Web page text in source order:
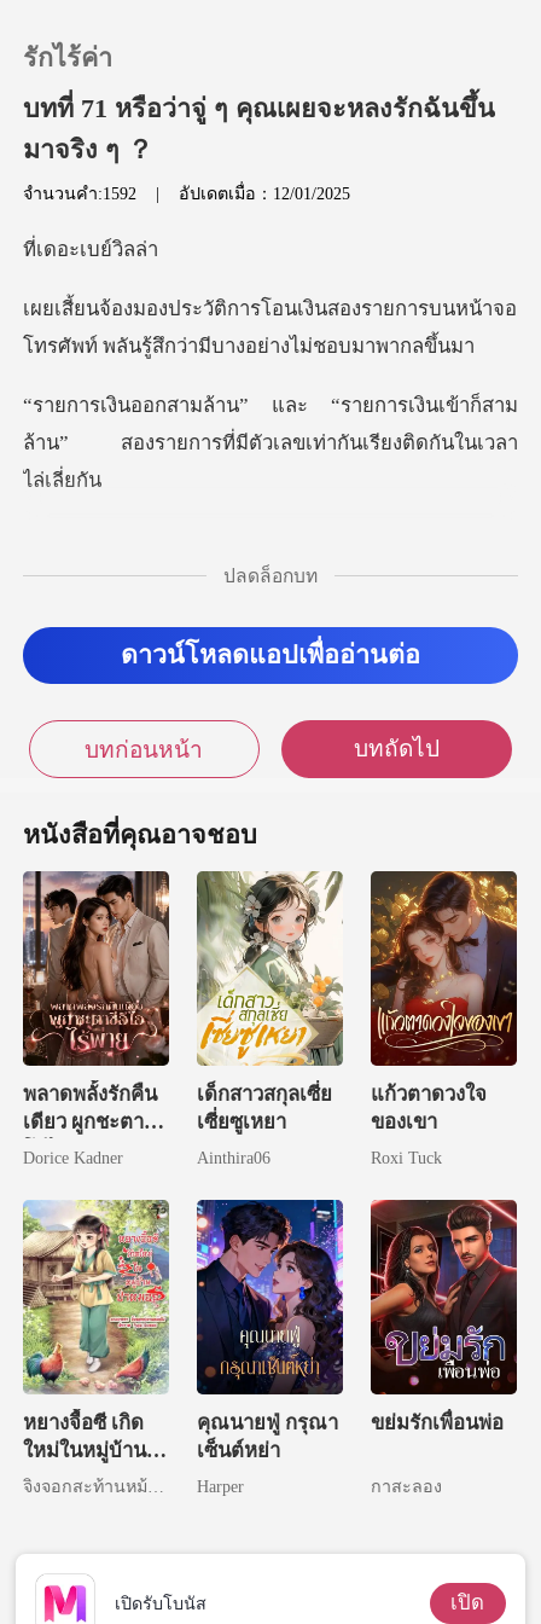
เติมเงิน
ประวัติการอ่าน
ออกจากระบบ
รักไร้ค่า
บทที่ 71 หรือว่าจู่ ๆ คุณเผยจะหลงรักฉันขึ้น
มาจริง ๆ ？
จำนวนคำ:1592 | อัปเดตเมื่อ：12/01/2025
อะเบย
สองรายการบนหน้าจอ
โทรศัพท์ พลันรู้
ินเข้าก็สาม
ล้าน” สองรายการที่มีตัวเล
ารโอนเงินทั้งสองร
ปลดล็อกบท
ดาวน์โหลดแอปเพื่ออ่านต่อ
บทก่อนหน้า บทถัดไป
หนังสือที่คุณอาจชอบ
พลาดพลั้งรักคืน
เดียว ผูกชะตาซีอี
โอไร้พ่าย
Dorice Kadner
เด็กสาวสกุลเซี่ย
เซี่ยซูเหยา
Ainthira06
แก้วตาดวงใจ
ของเขา
Roxi Tuck
หยางจื้อซี เกิด
ใหม่ในหมู่บ้าน
ป่าหมอก
คุณนายฟู่ กรุณา
เซ็นต์หย่า
Harper
ขย่มรักเพื่อนพ่อ
กาสะลอง
เปิดรับโบนัส เปิด